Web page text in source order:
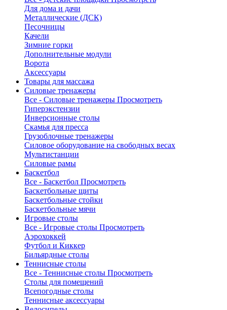
Для дома и дачи
Металлические (ДСК)
Песочницы
Качели
Зимние горки
Дополнительные модули
Ворота
Аксессуары
Товары для массажа
Силовые тренажеры
Все - Силовые тренажеры Просмотреть
Гиперэкстензии
Инверсионные столы
Скамья для пресса
Грузоблочные тренажеры
Силовое оборудование на свободных весах
Мультистанции
Силовые рамы
Баскетбол
Все - Баскетбол Просмотреть
Баскетбольные щиты
Баскетбольные стойки
Баскетбольные мячи
Игровые столы
Все - Игровые столы Просмотреть
Аэрохоккей
Футбол и Киккер
Бильярдные столы
Теннисные столы
Все - Теннисные столы Просмотреть
Столы для помещений
Всепогодные столы
Теннисные аксессуары